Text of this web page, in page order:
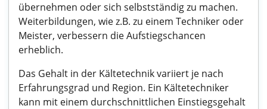
übernehmen oder sich selbstständig zu machen.
Weiterbildungen, wie z.B. zu einem Techniker oder
Meister, verbessern die Aufstiegschancen
erheblich.
Das Gehalt in der Kältetechnik variiert je nach
Erfahrungsgrad und Region. Ein Kältetechniker
kann mit einem durchschnittlichen Einstiegsgehalt